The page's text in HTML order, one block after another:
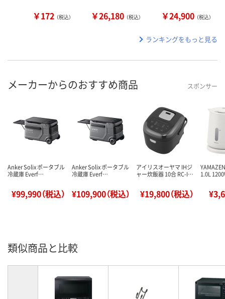
￥172 （税込） ￥26,180 （税込） ￥24,900 （税込）
ランキングをもっと見る
メーカーからのおすすめ商品 スポンサー
Anker Solix ポータブル
冷蔵庫 Everf…
¥99,990（税込）
Anker Solix ポータブル
冷蔵庫 Everf…
¥109,900（税込）
アイリスオーヤマ IHジ
ャー炊飯器 10合 RC-I…
¥19,800（税込）
1.0L
類似商品と比較